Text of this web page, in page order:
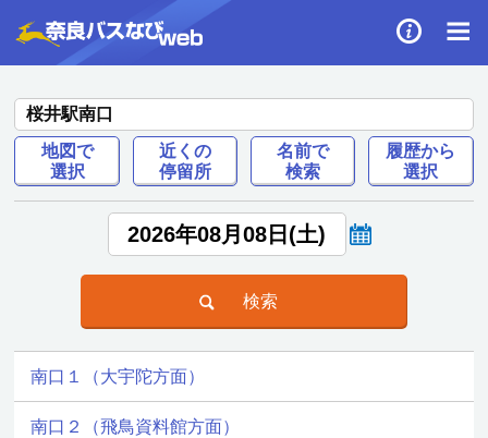
桜井駅南口
地図で
選択
近くの
停留所
名前で
検索
履歴から
選択
南口１（大宇陀方面）
南口２（飛鳥資料館方面）